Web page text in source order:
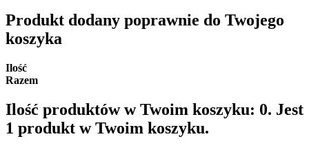
Produkt dodany poprawnie do Twojego
koszyka
Ilość
Razem
Ilość produktów w Twoim koszyku: 0. Jest
1 produkt w Twoim koszyku.